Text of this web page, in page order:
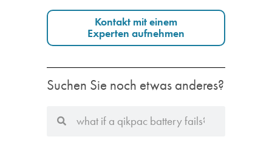
Kontakt mit einem
Experten aufnehmen
Suchen Sie noch etwas anderes?